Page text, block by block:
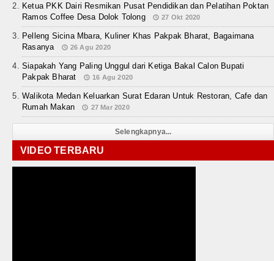
Ketua PKK Dairi Resmikan Pusat Pendidikan dan Pelatihan Poktan
Ramos Coffee Desa Dolok Tolong
27 Okt 2020
Pelleng Sicina Mbara, Kuliner Khas Pakpak Bharat, Bagaimana
Rasanya
26 Agu 2020
Siapakah Yang Paling Unggul dari Ketiga Bakal Calon Bupati
Pakpak Bharat
16 Agu 2020
Walikota Medan Keluarkan Surat Edaran Untuk Restoran, Cafe dan
Rumah Makan
27 Mar 2020
Selengkapnya...
VIDEO TERBARU